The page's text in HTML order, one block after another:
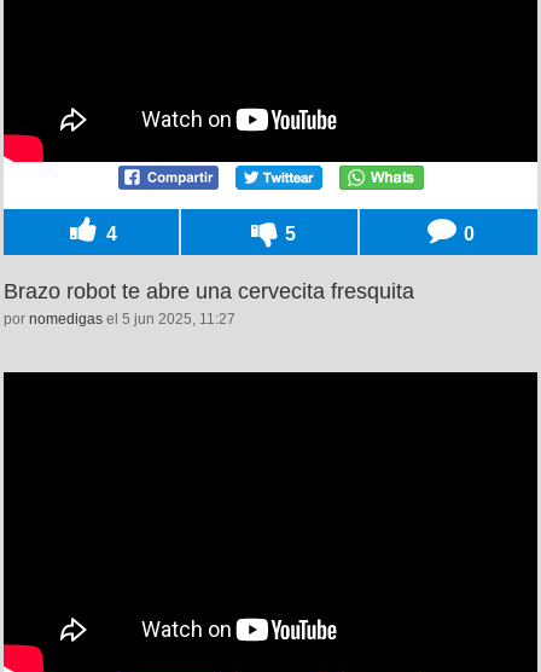
4 5 0
Brazo robot te abre una cervecita fresquita
por nomedigas el 5 jun 2025, 11:27